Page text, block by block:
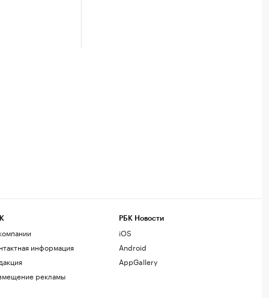
информация
рекламы
РБК Новости
iOS
Android
AppGallery